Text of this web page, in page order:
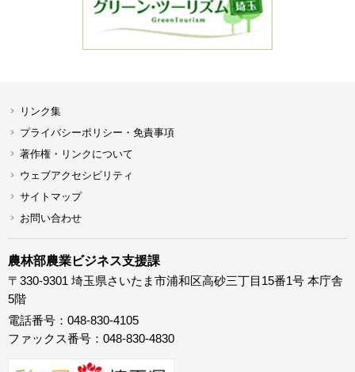
リンク集
プライバシーポリシー・免責事項
著作権・リンクについて
ウェブアクセシビリティ
サイトマップ
お問い合わせ
農林部農業ビジネス支援課
〒330-9301 埼玉県さいたま市浦和区高砂三丁目15番1号 本庁舎
5階
電話番号：048-830-4105
ファックス番号：048-830-4830